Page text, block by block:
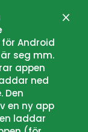
Android
seg mm.
appen
ned
Den
en ny app
laddar